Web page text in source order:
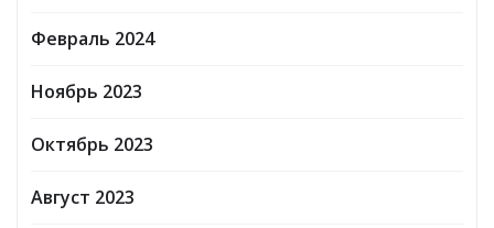
Февраль 2024
Ноябрь 2023
Октябрь 2023
Август 2023